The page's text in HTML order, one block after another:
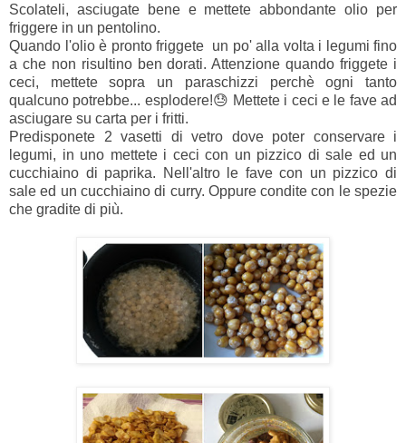
Scolateli, asciugate bene e mettete abbondante olio per
friggere in un pentolino.
Quando l'olio è pronto friggete un po' alla volta i legumi fino
a che non risultino ben dorati. Attenzione quando friggete i
ceci, mettete sopra un paraschizzi perchè ogni tanto
qualcuno potrebbe... esplodere!😓 Mettete i ceci e le fave ad
asciugare su carta per i fritti.
Predisponete 2 vasetti di vetro dove poter conservare i
legumi, in uno mettete i ceci con un pizzico di sale ed un
cucchiaino di paprika.
Nell'altro le fave con un pizzico di
sale ed un cucchiaino di curry. Oppure condite con le spezie
che gradite di più.